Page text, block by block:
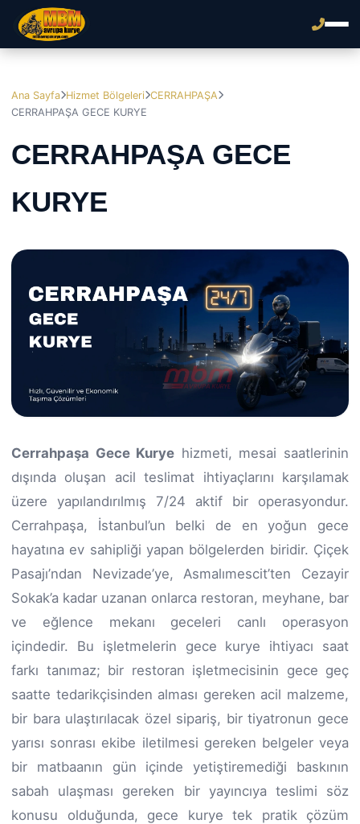
Ana Sayfa Hizmet Bölgeleri CERRAHPAŞA
CERRAHPAŞA GECE KURYE
CERRAHPAŞA GECE
KURYE
Cerrahpaşa Gece Kurye hizmeti, mesai saatlerinin
dışında oluşan acil teslimat ihtiyaçlarını karşılamak
üzere yapılandırılmış 7/24 aktif bir operasyondur.
Cerrahpaşa, İstanbul’un belki de en yoğun gece
hayatına ev sahipliği yapan bölgelerden biridir. Çiçek
Pasajı’ndan Nevizade’ye, Asmalımescit’ten Cezayir
Sokak’a kadar uzanan onlarca restoran, meyhane, bar
ve eğlence mekanı geceleri canlı operasyon
içindedir. Bu işletmelerin gece kurye ihtiyacı saat
farkı tanımaz; bir restoran işletmecisinin gece geç
saatte tedarikçisinden alması gereken acil malzeme,
bir bara ulaştırılacak özel sipariş, bir tiyatronun gece
yarısı sonrası ekibe iletilmesi gereken belgeler veya
bir matbaanın gün içinde yetiştiremediği baskının
sabah ulaşması gereken bir yayıncıya teslimi söz
konusu olduğunda, gece kurye tek pratik çözüm